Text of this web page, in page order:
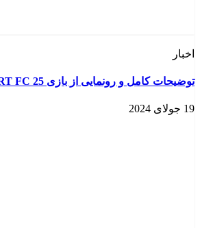
اخبار
توضیحات کامل و رونمایی از بازی EA SPORT FC 25
19 جولای 2024